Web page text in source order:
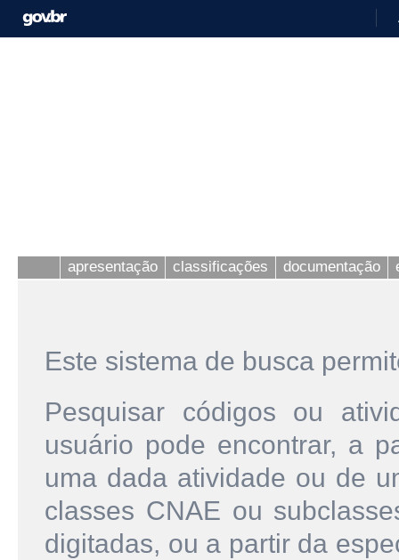
apresentação classificações documentação
Este sistema de busca
Pesquisar códigos ou
usuário pode encontrar, a
uma dada atividade ou de
classes CNAE ou
digitadas, ou a partir da